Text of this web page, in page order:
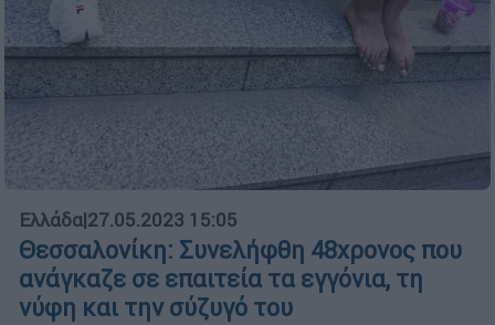
Ελλάδα|27.05.2023 15:05
Θεσσαλονίκη: Συνελήφθη 48χρονος που
ανάγκαζε σε επαιτεία τα εγγόνια, τη
νύφη και την σύζυγό του